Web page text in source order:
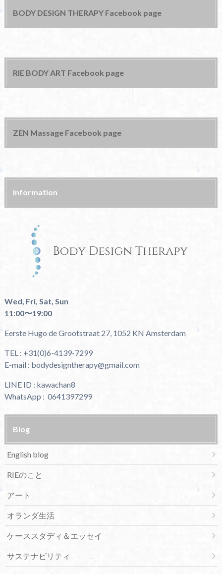
BODY DESIGN THERAPY Facebook page
RIE BODY ART Facebook page
ZEN Massage Facebook page
Information
Wed, Fri, Sat, Sun
11:00〜19:00
Eerste Hugo de Grootstraat 27, 1052 KN Amsterdam
TEL : +31(0)6-4139-7299
E-mail : bodydesigntherapy@gmail.com
LINE ID : kawachan8
WhatsApp : 0641397299
Blog
English blog
RIEのこと
アート
オランダ生活
ケーススタディ＆エッセイ
サステナビリティ